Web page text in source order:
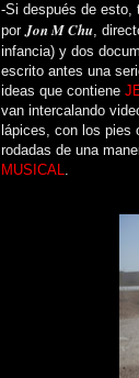
-Si después de esto,
porJon M Chu,
infancia) y dos
escrito antes una
ideas que contiene
van intercalando
lápices, con los pies
rodadas de una
MUSICAL.